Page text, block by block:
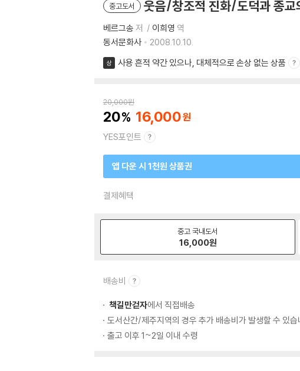
중고도서 웃음/창조적 진화/도덕과 종교
베르그송 저 이희영 역
동서문화사
2008.10.10.
상 사용 흔적 약간 있으나, 대체적으로 손상 없는 상품
20,000원
20 16,000
YES포인트
앱 다운 시 1천원 상품권
결제혜택
중고 국내도서
16,000원
배송비
책길만걷자에서 직접배송
도서산간/제주지역의 경우 추가 배송비가 발생할 수 있습
출고 이후 1~2일 이내 수령